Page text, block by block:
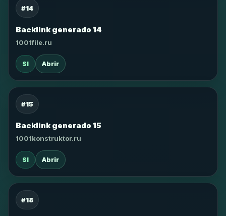
#14
Backlink generado 14
1001file.ru
SI Abrir
#15
Backlink generado 15
1001konstruktor.ru
SI Abrir
#18